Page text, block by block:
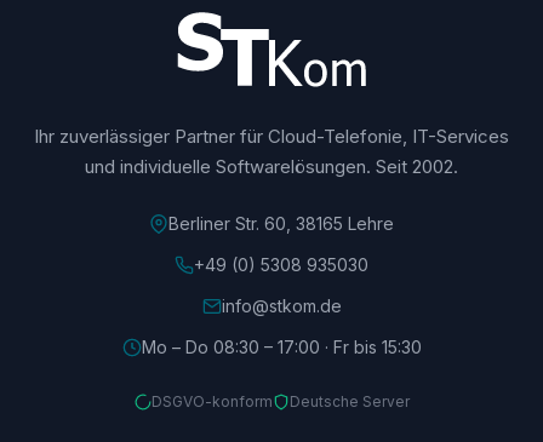
Ihr zuverlässiger Partner für Cloud-Telefonie, IT-Services
und individuelle Softwarelösungen. Seit 2002.
Berliner Str. 60, 38165 Lehre
+49 (0) 5308 935030
info@stkom.de
Mo – Do 08:30 – 17:00 · Fr bis 15:30
DSGVO-konform Deutsche Server